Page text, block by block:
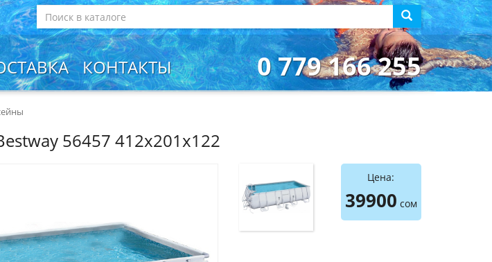
КОНТАКТЫ 0 779 166 255
56457 412х201х122
Цена:
39900 сом